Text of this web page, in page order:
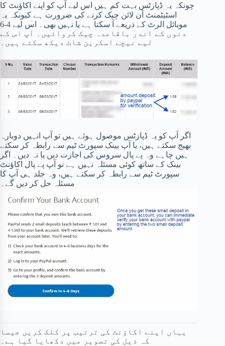
چونکہ یہ ڈپازٹس بہت کم ہیں اس لیے آپ کو اپنے اکاؤنٹ کا
اسٹیٹمنٹ آن لائن چیک کرنے کی ضرورت ہے کیونکہ یہ
موبائل الرٹ کے ذریعے آ سکتا ہے یا نہیں بھی۔ اس لیے 4-6
دنوں کے اندر باقاعدہ چیک کروائیں۔ آپ اس کے
لیے نیچے اسکرین شاٹ دیکھ سکتے ہیں۔
اگر آپ کو یہ ڈپازٹس موصول ہوئے ہیں تو آپ انہیں دوبارہ
بھیج سکتے ہیں، یا آپ بینک سپورٹ ٹیم سے رابطہ کر سکتے
ہیں چاہے وہ پے پال سروس کی اجازت دیں یا نہ دیں۔ اگر
بینک کے ساتھ کوئی مسئلہ نہیں ہے تو آپ پے پال اکاؤنٹ
سپورٹ ٹیم سے رابطہ کر سکتے ہیں، وہ جلد ہی آپ کا
مسئلہ حل کر دیں گے۔
یہاں اپنے اکاؤنٹ کی ترتیب پر کلک کریں جیسا
کہ ذیل کی تصویر میں دکھایا گیا ہے۔